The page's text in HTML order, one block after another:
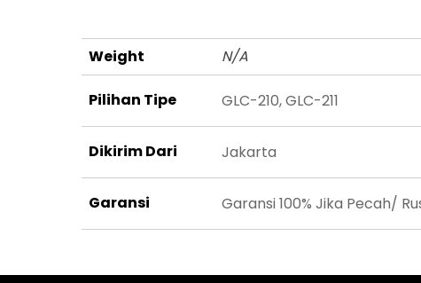
Weight N/A
Pilihan Tipe GLC-210, GLC-211
Dikirim Dari Jakarta
Garansi Garansi 100% Jika Pecah/